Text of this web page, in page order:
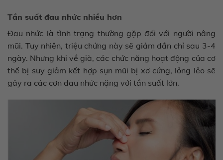
Tần suất đau nhức nhiều hơn
Đau nhức là tình trạng thường gặp đối với người nâng
mũi. Tuy nhiên, triệu chứng này sẽ giảm dần chỉ sau 3-4
ngày. Nhưng khi về già, các chức năng hoạt động của cơ
thể bị suy giảm kết hợp sụn mũi bị xơ cứng, lỏng lẻo sẽ
gây ra các cơn đau nhức nặng với tần suất lớn.